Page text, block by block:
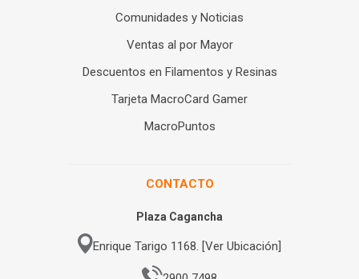
Comunidades y Noticias
Ventas al por Mayor
Descuentos en Filamentos y Resinas
Tarjeta MacroCard Gamer
MacroPuntos
CONTACTO
Plaza Cagancha
Enrique Tarigo 1168. [Ver Ubicación]